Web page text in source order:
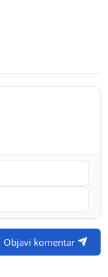
Objavi komentar